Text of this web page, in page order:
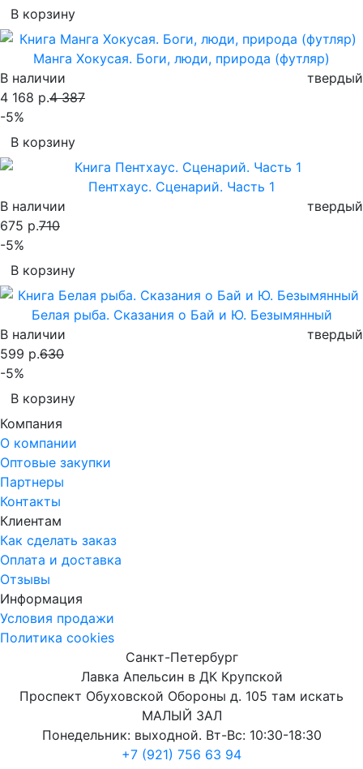
В корзину
Манга Хокусая. Боги, люди, природа (футляр)
В наличии
твердый
4 168 р.4 387
-5%
В корзину
Пентхаус. Сценарий. Часть 1
В наличии
твердый
675 р.710
-5%
В корзину
Белая рыба. Сказания о Бай и Ю. Безымянный
В наличии
твердый
599 р.630
-5%
В корзину
Компания
О компании
Оптовые закупки
Партнеры
Контакты
Клиентам
Как сделать заказ
Оплата и доставка
Отзывы
Информация
Условия продажи
Политика cookies
Санкт-Петербург
Лавка Апельсин в ДК Крупской
Проспект Обуховской Обороны д. 105 там искать
МАЛЫЙ ЗАЛ
Понедельник: выходной. Вт-Вс: 10:30-18:30
+7 (921) 756 63 94